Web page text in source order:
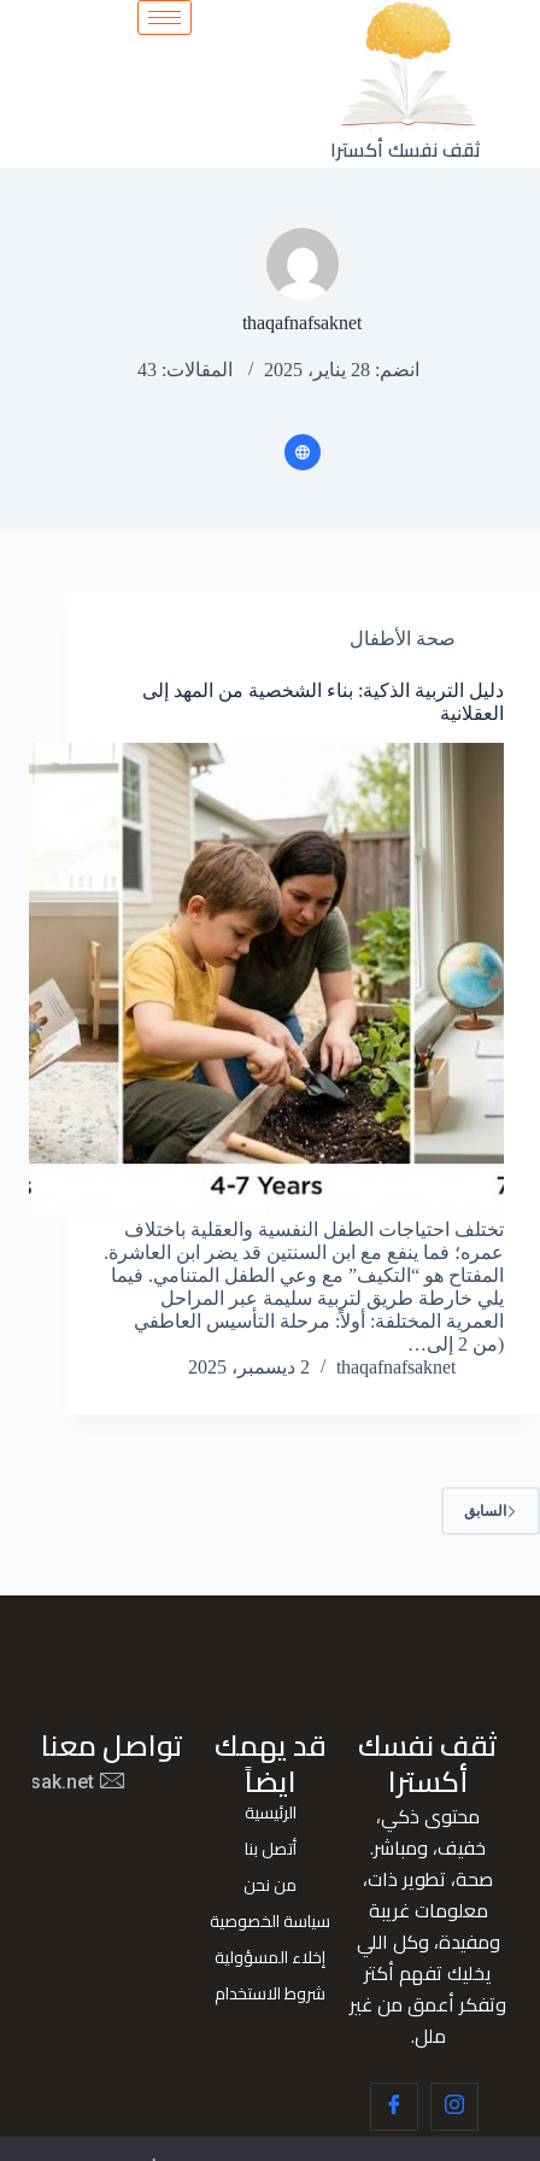
ثقف نفسك أكسترا
thaqafnafsaknet
انضم: 28 يناير، 2025 المقالات: 43
صحة الأطفال
دليل التربية الذكية: بناء الشخصية من المهد إلى
العقلانية
تختلف احتياجات الطفل النفسية والعقلية باختلاف
عمره؛ فما ينفع مع ابن السنتين قد يضر ابن العاشرة.
المفتاح هو “التكيف” مع وعي الطفل المتنامي. فيما
يلي خارطة طريق لتربية سليمة عبر المراحل
العمرية المختلفة: أولاً: مرحلة التأسيس العاطفي
(من 2 إلى…
thaqafnafsaknet
2 ديسمبر، 2025
السابق
ثقف نفسك
أكسترا
محتوى ذكي،
خفيف، ومباشر.
صحة، تطوير ذات،
معلومات غريبة
ومفيدة، وكل اللي
يخليك تفهم أكتر
وتفكر أعمق من غير
ملل.
قد يهمك
ايضاً
الرئيسية
أتصل بنا
من نحن
سياسة الخصوصية
إخلاء المسؤولية
شروط الاستخدام
تواصل معنا